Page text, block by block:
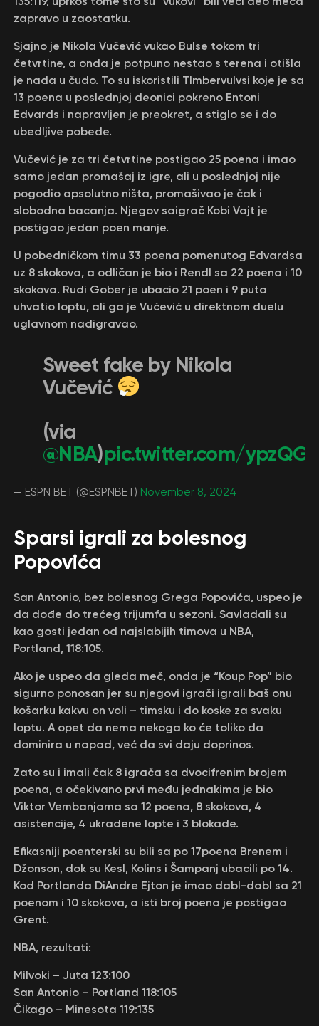
zapravo u zaostatku.
Sjajno je Nikola Vučević vukao Bulse tokom tri
četvrtine, a onda je potpuno nestao s terena i otišla
je nada u čudo. To su iskoristili TImbervulvsi koje je sa
13 poena u poslednjoj deonici pokreno Entoni
Edvards i napravljen je preokret, a stiglo se i do
ubedljive pobede.
Vučević je za tri četvrtine postigao 25 poena i imao
samo jedan promašaj iz igre, ali u poslednjoj nije
pogodio apsolutno ništa, promašivao je čak i
slobodna bacanja. Njegov saigrač Kobi Vajt je
postigao jedan poen manje.
U pobedničkom timu 33 poena pomenutog Edvardsa
uz 8 skokova, a odličan je bio i Rendl sa 22 poena i 10
skokova. Rudi Gober je ubacio 21 poen i 9 puta
uhvatio loptu, ali ga je Vučević u direktnom duelu
uglavnom nadigravao.
Sweet fake by Nikola
Vučević
(via
@NBA)pic.twitter.com/
— ESPN BET (@ESPNBET) November 8, 2024
Sparsi igrali za bolesnog
Popovića
San Antonio, bez bolesnog Grega Popovića, uspeo je
da dođe do trećeg trijumfa u sezoni. Savladali su
kao gosti jedan od najslabijih timova u NBA,
Portland, 118:105.
Ako je uspeo da gleda meč, onda je “Koup Pop” bio
sigurno ponosan jer su njegovi igrači igrali baš onu
košarku kakvu on voli – timsku i do koske za svaku
loptu. A opet da nema nekoga ko će toliko da
dominira u napad, već da svi daju doprinos.
Zato su i imali čak 8 igrača sa dvocifrenim brojem
poena, a očekivano prvi među jednakima je bio
Viktor Vembanjama sa 12 poena, 8 skokova, 4
asistencije, 4 ukradene lopte i 3 blokade.
Efikasniji poenterski su bili sa po 17poena Brenem i
Džonson, dok su Kesl, Kolins i Šampanj ubacili po 14.
Kod Portlanda DiAndre Ejton je imao dabl-dabl sa 21
poenom i 10 skokova, a isti broj poena je postigao
Grent.
NBA, rezultati:
Milvoki – Juta 123:100
San Antonio – Portland 118:105
Čikago – Minesota 119:135